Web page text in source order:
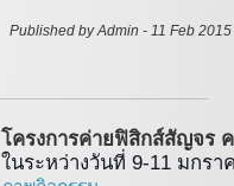
Published by Admin - 11 Feb
โครงการค่ายฟิสิกส์สัญจร
ในระหว่างวันที่ 9-11 มกร